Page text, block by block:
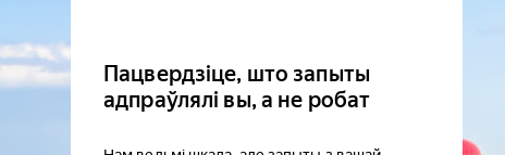
Пацвердзіце, што запыты
адпраўлялі вы, а не робат